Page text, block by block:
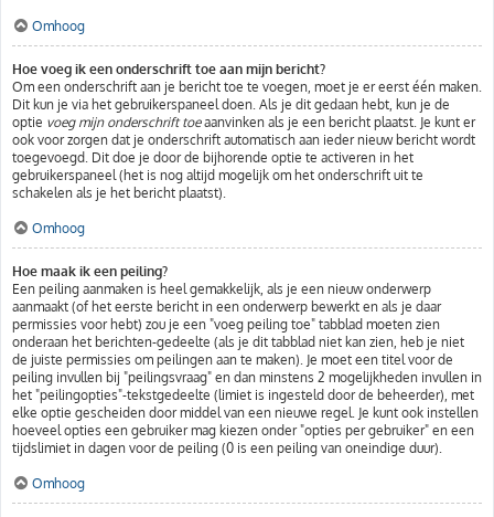
Omhoog
Hoe voeg ik een onderschrift toe aan mijn bericht?
Om een onderschrift aan je bericht toe te voegen, moet je er eerst één maken.
Dit kun je via het gebruikerspaneel doen. Als je dit gedaan hebt, kun je de
optie voeg mijn onderschrift toeaanvinken als je een bericht plaatst. Je kunt er
ook voor zorgen dat je onderschrift automatisch aan ieder nieuw bericht wordt
toegevoegd. Dit doe je door de bijhorende optie te activeren in het
gebruikerspaneel (het is nog altijd mogelijk om het onderschrift uit te
schakelen als je het bericht plaatst).
Omhoog
Hoe maak ik een peiling?
Een peiling aanmaken is heel gemakkelijk, als je een nieuw onderwerp
aanmaakt (of het eerste bericht in een onderwerp bewerkt en als je daar
permissies voor hebt) zou je een "voeg peiling toe" tabblad moeten zien
onderaan het berichten-gedeelte (als je dit tabblad niet kan zien, heb je niet
de juiste permissies om peilingen aan te maken). Je moet een titel voor de
peiling invullen bij "peilingsvraag" en dan minstens 2 mogelijkheden invullen in
het "peilingopties"-tekstgedeelte (limiet is ingesteld door de beheerder), met
elke optie gescheiden door middel van een nieuwe regel. Je kunt ook instellen
hoeveel opties een gebruiker mag kiezen onder "opties per gebruiker" en een
tijdslimiet in dagen voor de peiling (0 is een peiling van oneindige duur).
Omhoog